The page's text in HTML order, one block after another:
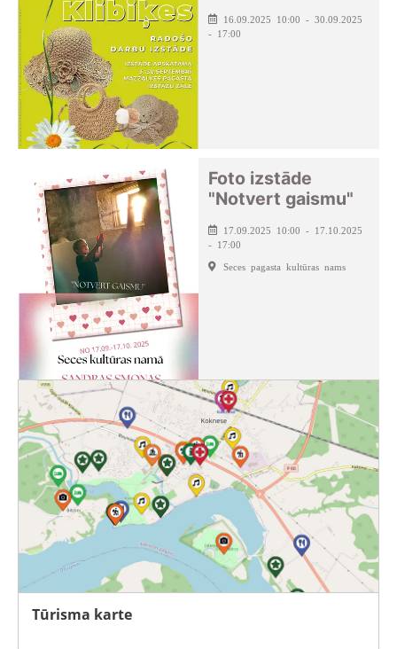
16.09.2025 10:00 - 30.09.2025
- 17:00
Foto izstāde
"Notvert gaismu"
17.09.2025 10:00 - 17.10.2025
- 17:00
Seces pagasta kultūras nams
Tūrisma karte